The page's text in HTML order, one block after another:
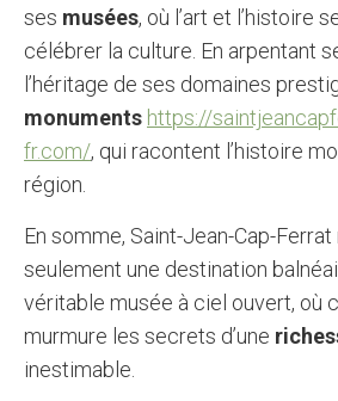
ses musées, où l’art et l’histoire
célébrer la culture. En arpentant
l’héritage de ses domaines
monuments https://
fr.com/, qui racontent l’histoire
région.
En somme, Saint-Jean-Cap-Ferrat
seulement une destination
véritable musée à ciel ouvert, où
murmure les secrets d’une
inestimable.